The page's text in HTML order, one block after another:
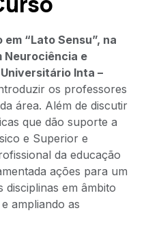
“Lato Sensu”, na
Neurociência e
Inta –
os professores
área. Além de discutir
que dão suporte a
e Superior e
da educação
ações para um
em âmbito
ampliando as